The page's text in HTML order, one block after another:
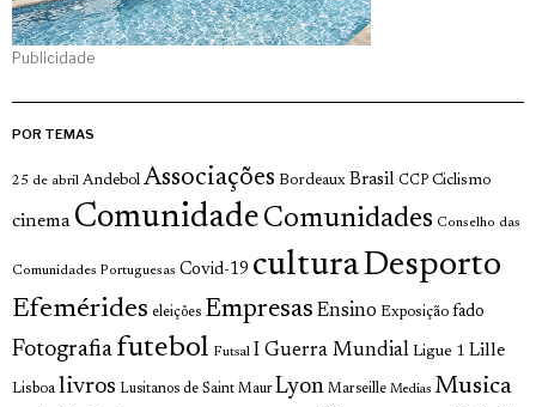
Publicidade
POR TEMAS
25 de abril Andebol Associações Bordeaux Brasil CCP Ciclismo
cinema Comunidade Comunidades Conselho das
Comunidades Portuguesas Covid-19 culturaDesporto
Efemérides eleições Empresas Ensino Exposição fado
Fotografia futebol Futsal I Guerra Mundial Ligue 1 Lille
Lisboa livros Lusitanos de Saint Maur Lyon Marseille Medias Musica